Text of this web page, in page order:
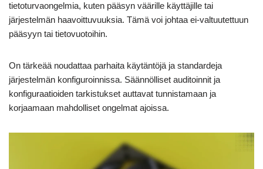
tietoturvaongelmia, kuten pääsyn väärille käyttäjille tai
järjestelmän haavoittuvuuksia. Tämä voi johtaa ei-valtuutettuun
pääsyyn tai tietovuotoihin.
On tärkeää noudattaa parhaita käytäntöjä ja standardeja
järjestelmän konfiguroinnissa. Säännölliset auditoinnit ja
konfiguraatioiden tarkistukset auttavat tunnistamaan ja
korjaamaan mahdolliset ongelmat ajoissa.